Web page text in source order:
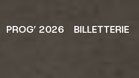
PROG’ 2026 BILLETTERIE